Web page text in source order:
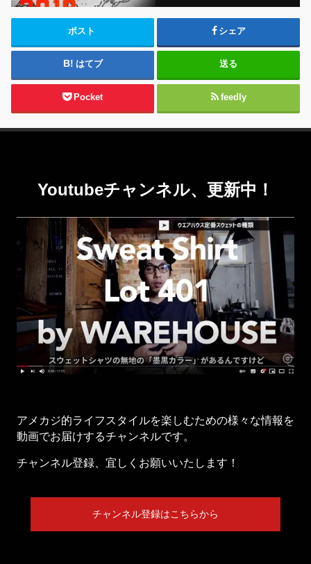
ポスト シェア
はてブ 送る
Pocket feedly
Youtubeチャンネル、更新中！
アメカジ的ライフスタイルを楽しむための様々な情報を
動画でお届けするチャンネルです。
チャンネル登録、宜しくお願いいたします！
チャンネル登録はこちらから